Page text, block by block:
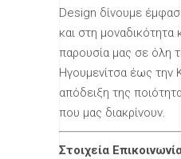
Design δίνουμε
και στη
παρουσία μας σε όλη
Ηγουμενίτσα έως την
απόδειξη της
που μας διακρίνουν.
Στοιχεία